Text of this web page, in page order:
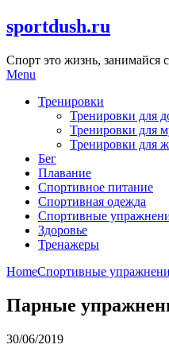
Skip
to
sportdush.ru
Спорт это жизнь, занимайся
Menu
Тренировки
Тренировки для
Тренировки для
Тренировки для
Бег
Плавание
Спортивное питание
Спортивная одежда
Спортивные
Здоровье
Тренажеры
HomeСпортивные
Парные
30/06/2019